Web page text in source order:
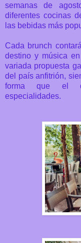
semanas de
diferentes cocinas
las bebidas más
Cada brunch
destino y música
variada propuesta
del país anfitrión,
forma que el
especialidades.